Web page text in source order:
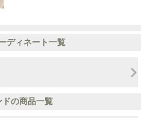
ディネート一覧
ドの商品一覧